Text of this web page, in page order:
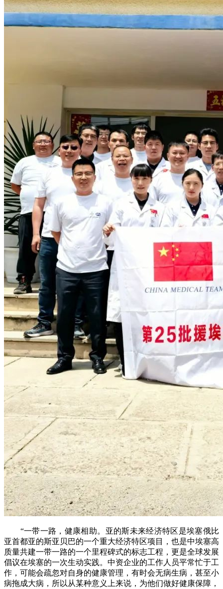
“一带一路，健康相助。亚的斯未来经济特区是埃塞俄比
亚首都亚的斯亚贝巴的一个重大经济特区项目‌，也是中埃塞高
质量共建一带一路的一个里程碑式的标志工程，更是全球发展
倡议在埃塞的一次生动实践。中资企业的工作人员平常忙于工
作，可能会疏忽对自身的健康管理，有时会无病生病，甚至小
病拖成大病，所以从某种意义上来说，为他们做好健康保障，